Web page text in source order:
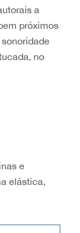
a
próximos
no
e
elástica,